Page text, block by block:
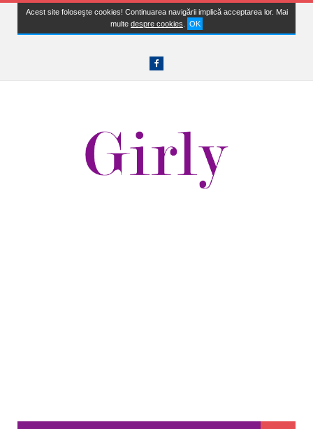
Acest site foloseşte cookies! Continuarea navigării implică acceptarea lor. Mai
multe despre cookies OK
Facebook